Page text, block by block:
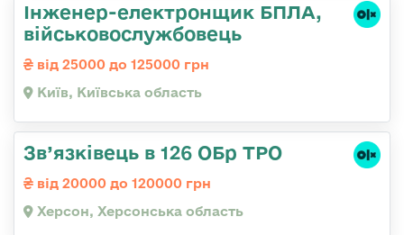
Інженер-електронщик БПЛА,
військовослужбовець
від 25000 до 125000 грн
Київ, Київська область
Зв’язківець в 126 ОБр ТРО
від 20000 до 120000 грн
Херсон, Херсонська область